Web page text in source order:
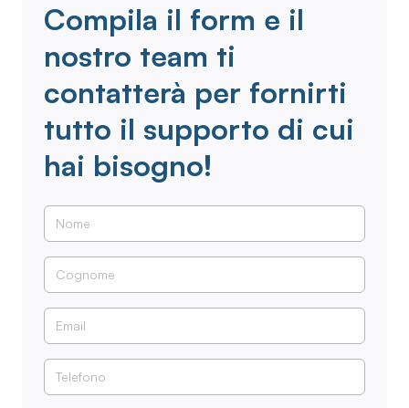
Compila il form e il
nostro team ti
contatterà per fornirti
tutto il supporto di cui
hai bisogno!